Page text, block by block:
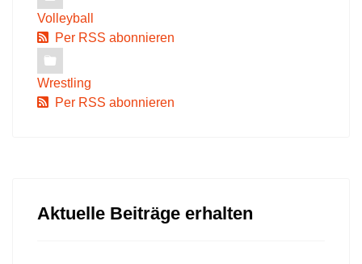
Volleyball
Per RSS abonnieren
Wrestling
Per RSS abonnieren
Aktuelle Beiträge erhalten